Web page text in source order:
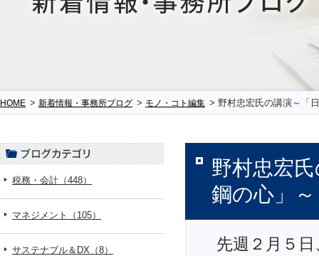
HOME > 新着情報・事務所ブログ > モノ・コト編集 > 野村忠宏氏の講演～「
野村忠宏
鋼の心」～
先週２月５日
税務・会計（448）
マネジメント（105）
サステナブル＆DX（8）